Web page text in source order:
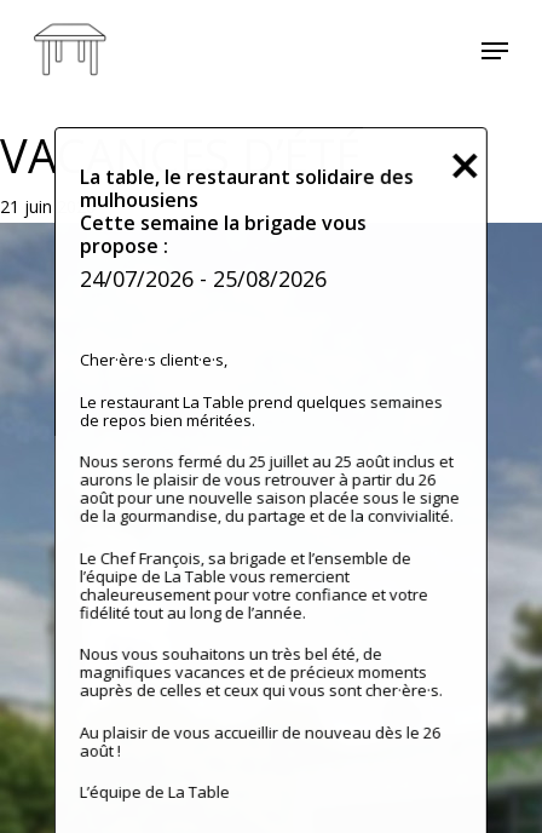
Menu
La table, le restaurant solidaire des
mulhousiens
Cette semaine la brigade vous
propose :
24/07/2026- 25/08/2026
Cher·ère·s client·e·s,
Le restaurant La Table prend quelques semaines
de repos bien méritées.
Nous serons fermé du 25 juillet au 25 août inclus et
aurons le plaisir de vous retrouver à partir du 26
août pour une nouvelle saison placée sous le signe
de la gourmandise, du partage et de la convivialité.
Le Chef François, sa brigade et l’ensemble de
l’équipe de La Table vous remercient
chaleureusement pour votre confiance et votre
fidélité tout au long de l’année.
Nous vous souhaitons un très bel été, de
magnifiques vacances et de précieux moments
auprès de celles et ceux qui vous sont cher·ère·s.
Au plaisir de vous accueillir de nouveau dès le 26
août !
L’équipe de La Table
VACANCES D’ÉTÉ
21 juin 2026